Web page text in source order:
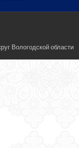
Вологодской области